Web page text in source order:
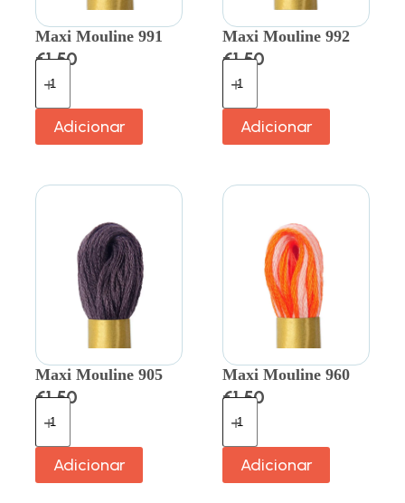
Maxi Mouline 991
€1.50
Adicionar
Maxi Mouline 992
€1.50
Adicionar
Maxi Mouline 905
€1.50
Adicionar
Maxi Mouline 960
€1.50
Adicionar